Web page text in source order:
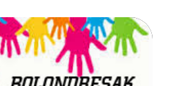
BOLONDRESAK | VOLUNTARIOS/AS